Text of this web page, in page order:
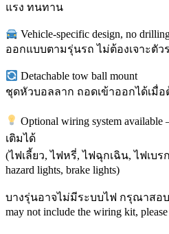
แรง ทนทาน
Vehicle-specific design, no
ออกแบบตามรุ่นรถ ไม่ต้องเจาะตัว
Detachable tow ball mount
ชุดหัวบอลลาก ถอดเข้าออกได้เมื่อ
Optional wiring system
เติมได้
(ไฟเลี้ยว, ไฟหรี่, ไฟฉุกเฉิน, ไฟเบรก
hazard lights, brake lights)
บางรุ่นอาจไม่มีระบบไฟ กรุณาสอบ
may not include the wiring kit,